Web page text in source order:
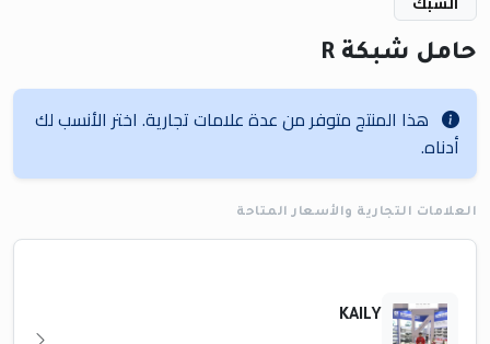
حامل شبكة R
هذا المنتج متوفر من عدة علامات تجارية. اختر الأنسب لك
أدناه.
العلامات التجارية والأسعار المتاحة
KAILY